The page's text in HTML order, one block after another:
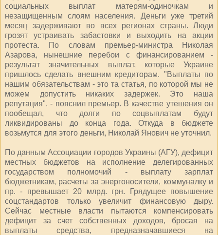
социальных выплат матерям-одиночкам и
незащищенным слоям населения. Деньги уже третий
месяц задерживают во всех регионах страны. Люди
грозят устраивать забастовки и выходить на акции
протеста. По словам премьер-министра Николая
Азарова, нынешние перебои с финансированием -
результат значительных выплат, которые Украине
пришлось сделать внешним кредиторам. "Выплаты по
нашим обязательствам - это та статья, по которой мы не
можем допустить никаких задержек. Это наша
репутация", - пояснил премьер. В качестве утешения он
пообещал, что долги по соцвыплатам будут
ликвидированы до конца года. Откуда в бюджете
возьмутся для этого деньги, Николай Янович не уточнил.
По данным Ассоциации городов Украины (АГУ), дефицит
местных бюджетов на исполнение делегированных
государством полномочий - выплату зарплат
бюджетникам, расчеты за энергоносители, коммуналку и
пр. - превышает 20 млрд. грн. Грядущее повышение
соцстандартов только увеличит финансовую дыру.
Сейчас местные власти пытаются компенсировать
дефицит за счет собственных доходов, бросая на
выплаты средства, предназначавшиеся на